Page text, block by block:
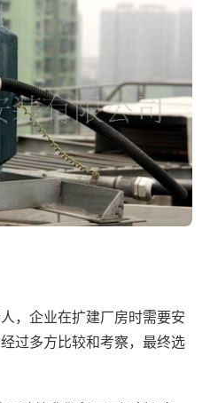
，企业在扩建厂房时需要安
过多方比较和考察，最终选